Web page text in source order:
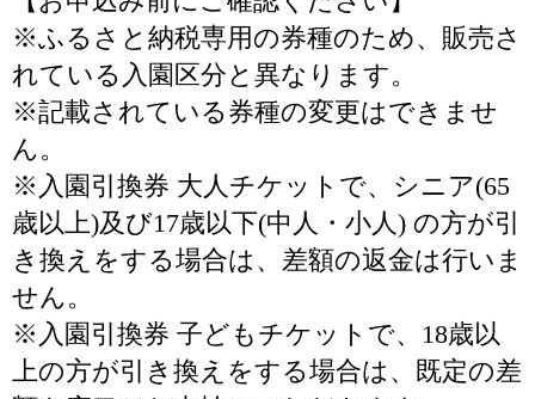
※ふるさと納税専用の券種のため、販売さ
れている入園区分と異なります。
※記載されている券種の変更はできませ
ん。
※入園引換券 大人チケットで、シニア(65
歳以上)及び17歳以下(中人・小人) の方が引
き換えをする場合は、差額の返金は行いま
せん。
※入園引換券 子どもチケットで、18歳以
上の方が引き換えをする場合は、既定の差